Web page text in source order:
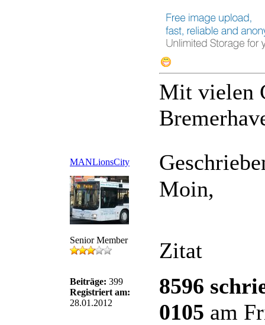
Mit vielen
MANLionsCity
Senior Member
Beiträge: 399
Registriert am:
28.01.2012
Moin,
Zitat
8596
0105 am